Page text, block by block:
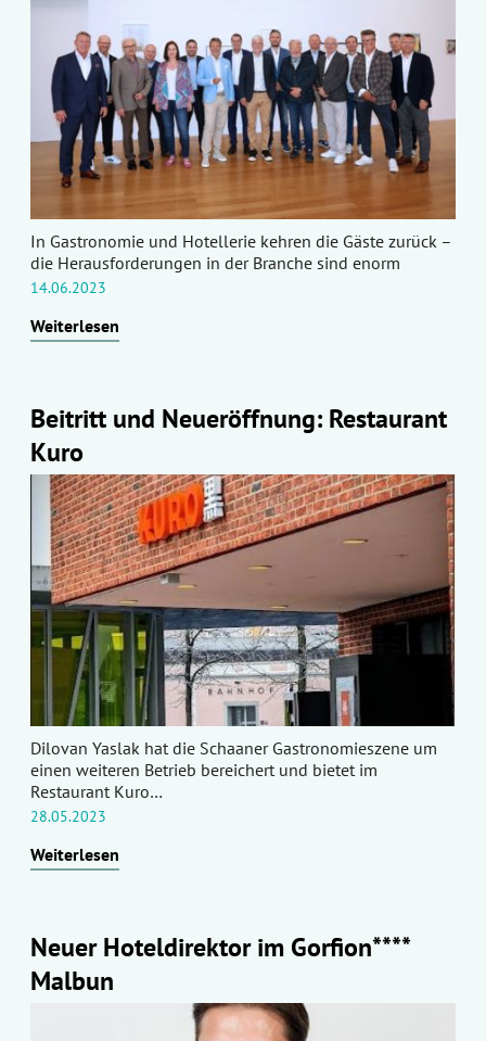
In Gastronomie und Hotellerie kehren die Gäste zurück –
die Herausforderungen in der Branche sind enorm
14.06.2023
Weiterlesen
Beitritt und Neueröffnung: Restaurant
Kuro
Dilovan Yaslak hat die Schaaner Gastronomieszene um
einen weiteren Betrieb bereichert und bietet im
Restaurant Kuro…
28.05.2023
Weiterlesen
Neuer Hoteldirektor im Gorfion****
Malbun